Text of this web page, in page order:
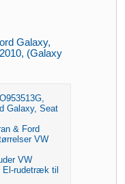
Galaxy,
(Galaxy
Galaxy, Seat
& Ford
VW
VW
El-rudetræk til